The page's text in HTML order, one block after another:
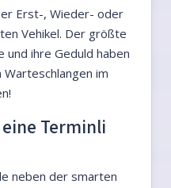
Erst-, Wieder- oder
Vehikel. Der größte
und ihre Geduld haben
im
Terminli
neben der smarten